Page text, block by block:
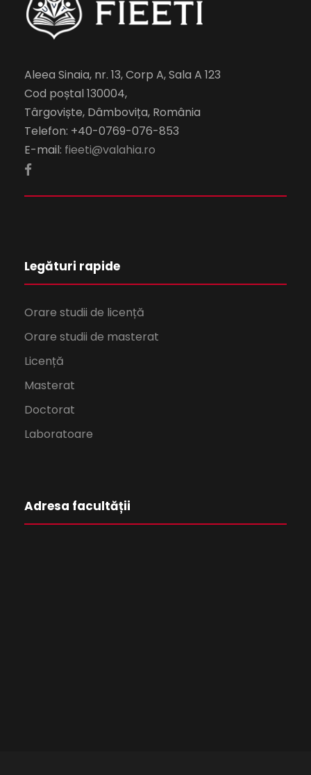
Aleea Sinaia, nr. 13, Corp A, Sala A 123
Cod poștal 130004,
Târgoviște, Dâmbovița, România
Telefon: +40-0769-076-853
E-mail: fieeti@valahia.ro
Legături rapide
Orare studii de licență
Orare studii de masterat
Licență
Masterat
Doctorat
Laboratoare
Adresa facultății